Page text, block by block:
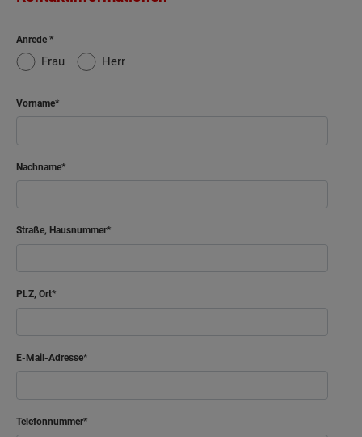
Anrede
Frau Herr
Vorname
Nachname
Straße, Hausnummer
PLZ, Ort
E-Mail-Adresse
Telefonnummer